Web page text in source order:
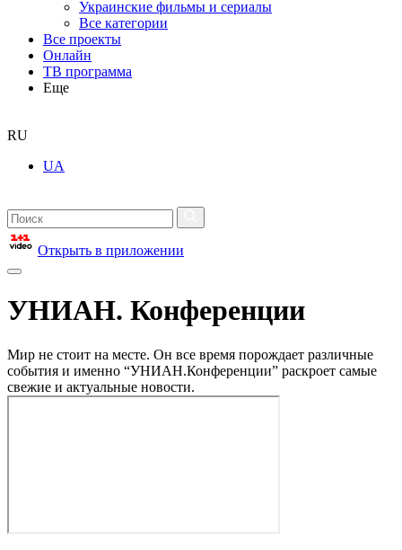
Украинские фильмы и сериалы
Все категории
Все проекты
Онлайн
ТВ программа
Еще
RU
UA
Открыть в приложении
УНИАН. Конференции
Мир не стоит на месте. Он все время порождает различные
события и именно “УНИАН.Конференции” раскроет самые
свежие и актуальные новости.